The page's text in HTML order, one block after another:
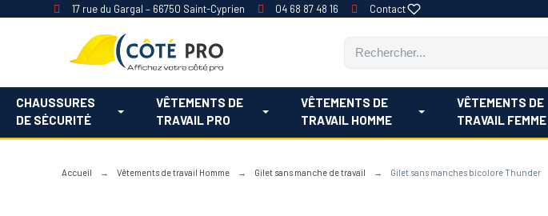
17 rue du Gargal – 66750 Saint-Cyprien 04 68 87 48 16 Contact
CHAUSSURES
DE SÉCURITÉ
VÊTEMENTS DE
TRAVAIL PRO
VÊTEMENTS DE
TRAVAIL HOMME
VÊTEMENTS DE
TRAVAIL FEMME
Accueil Vêtements de travail Homme Gilet sans manche de travail Gilet sans manches bicolore Thunder